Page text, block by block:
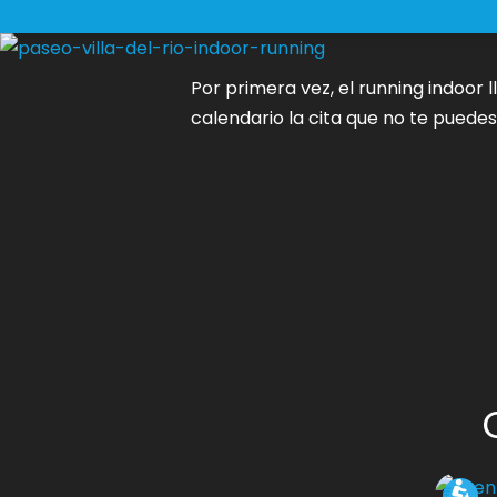
to
Por primera vez, el running indoor
calendario la cita que no te